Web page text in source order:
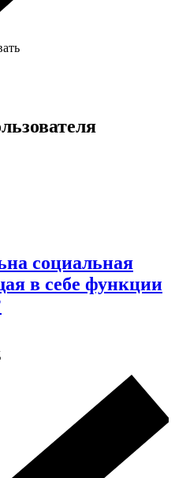
социальная
в себе функции